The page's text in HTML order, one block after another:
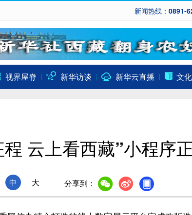
新闻热线：0891-
视界屋脊 新华访谈 新华云直播 文
云上看西藏”小程序
中 大 分享到：